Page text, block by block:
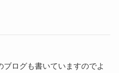
ログも書いていますのでよ